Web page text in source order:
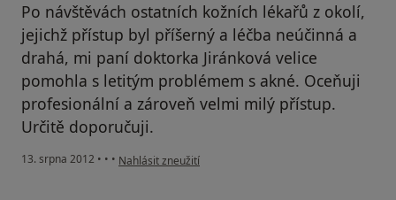
Po návštěvách ostatních kožních lékařů z okolí,
jejichž přístup byl příšerný a léčba neúčinná a
drahá, mi paní doktorka Jiránková velice
pomohla s letitým problémem s akné. Oceňuji
profesionální a zároveň velmi milý přístup.
Určitě doporučuji.
13. srpna 2012 • • • podle názoru uživatele Váš účet byl odstraněn
Nahlásit zneužití